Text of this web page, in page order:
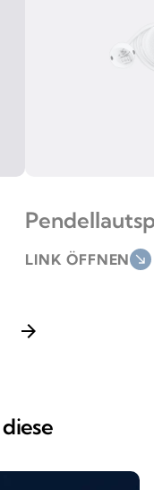
LINK ÖFFNEN south_east
arrow_forward